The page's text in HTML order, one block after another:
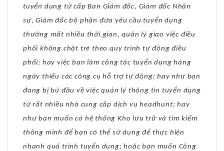
tuyển dụng từ cấp Ban Giám đốc, Giám đốc Nhân
sự, Giám đốc bộ phận đưa yêu cầu tuyển dụng
thường mất nhiều thời gian, quản lý giao việc điều
phối không chặt trẽ theo quy trình tự động điều
phối; hay việc bạn làm công tác tuyển dụng hàng
ngày thiếu các công cụ hỗ trợ tự động; hay như bạn
đang bị bù đầu về việc quản lý thông tin tuyển dụng
từ rất nhiều nhà cung cấp dịch vụ headhunt; hay
như bạn muốn có hệ thống Kho lưu trữ và tìm kiếm
thông minh để bạn có thể sử dụng để thực hiện
nhanh quá trình tuyển dụng; hoặc bạn muốn Công